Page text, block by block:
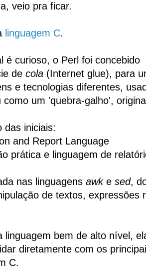
veio pra ficar.
linguagem C.
é curioso, o Perl foi concebido
de cola (Internet glue), para
e tecnologias diferentes,
como um 'quebra-galho',
das iniciais:
and Report Language
prática e linguagem de
nas linguagens awke sed,
de textos, expressões
linguagem bem de alto nível,
diretamente com os
C.